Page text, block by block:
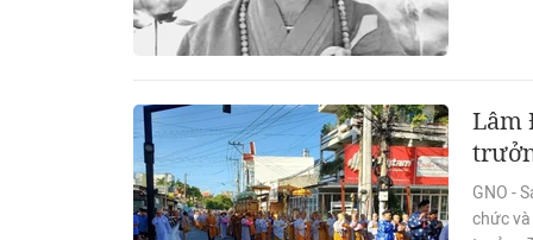
Lâm
GNO -
chức